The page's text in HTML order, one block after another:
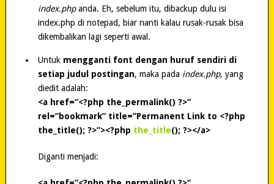
index.phpanda. Eh, sebelum itu, dibackup dulu isi
index.php di notepad, biar nanti kalau rusak-rusak bisa
dikembalikan lagi seperti awal.
Untuk mengganti font dengan huruf sendiri di
setiap judul postingan, maka pada index.php, yang
diedit adalah:
<a href=”<?php the_permalink() ?>”
rel=”bookmark” title=”Permanent Link to <?php
the_title(); ?>”><?php the_title(); ?></a>
Diganti menjadi: